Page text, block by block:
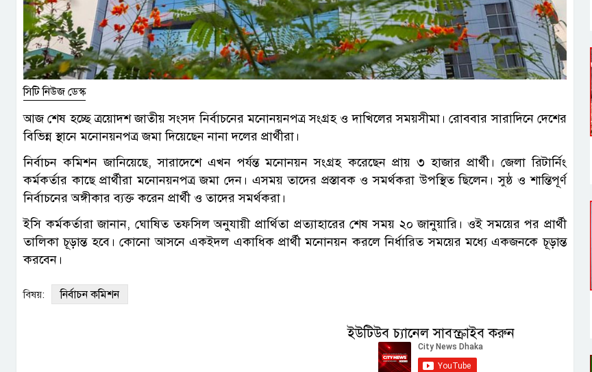
সিটি নিউজ ডেস্ক
আজ শেষ হচ্ছে ত্রয়োদশ জাতীয় সংসদ নির্বাচনের মনোনয়নপত্র সংগ্রহ ও দাখিলের সময়সীমা। রোববার সারাদিনে দেশের
বিভিন্ন স্থানে মনোনয়নপত্র জমা দিয়েছেন নানা দলের প্রার্থীরা।
নির্বাচন কমিশন জানিয়েছে, সারাদেশে এখন পর্যন্ত মনোনয়ন সংগ্রহ করেছেন প্রায় ৩ হাজার প্রার্থী। জেলা রিটার্নিং
কর্মকর্তার কাছে প্রার্থীরা মনোনয়নপত্র জমা দেন। এসময় তাদের প্রস্তাবক ও সমর্থকরা উপস্থিত ছিলেন। সুষ্ঠ ও শান্তিপূর্ণ
নির্বাচনের অঙ্গীকার ব্যক্ত করেন প্রার্থী ও তাদের সমর্থকরা।
ইসি কর্মকর্তারা জানান, ঘোষিত তফসিল অনুযায়ী প্রার্থিতা প্রত্যাহারের শেষ সময় ২০ জানুয়ারি। ওই সময়ের পর প্রার্থী
তালিকা চূড়ান্ত হবে। কোনো আসনে একইদল একাধিক প্রার্থী মনোনয়ন করলে নির্ধারিত সময়ের মধ্যে একজনকে চূড়ান্ত
করবেন।
বিষয়: নির্বাচন কমিশন
ইউটিউব চ্যানেল সাবস্ক্রাইব করুন